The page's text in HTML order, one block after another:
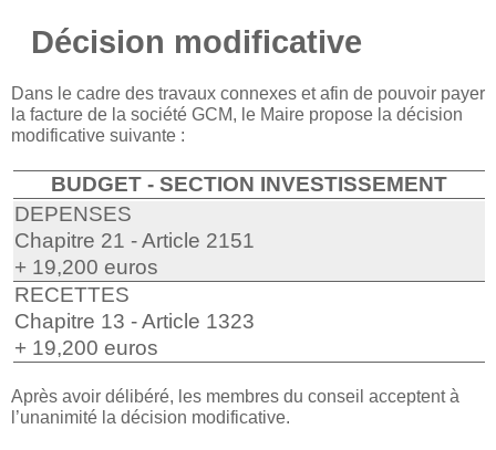
Décision modificative
Dans le cadre des travaux connexes et afin de pouvoir payer
la facture de la société GCM, le Maire propose la décision
modificative suivante :
BUDGET - SECTION INVESTISSEMENT
DEPENSES
Chapitre 21 - Article 2151
+ 19,200 euros
RECETTES
Chapitre 13 - Article 1323
+ 19,200 euros
Après avoir délibéré, les membres du conseil acceptent à
l’unanimité la décision modificative.